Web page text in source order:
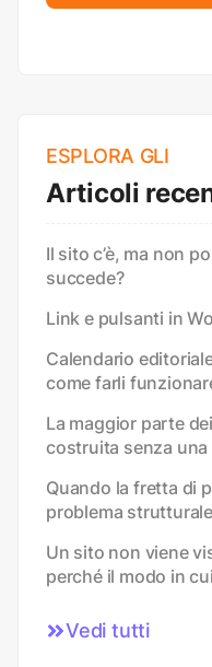
ESPLORA GLI
Articoli
Il sito c’è, ma non
succede?
Link e pulsanti in
Calendario
come farli
La maggior parte
costruita senza una
Quando la fretta di
problema strutturale
Un sito non viene
perché il modo in
Vedi tutti